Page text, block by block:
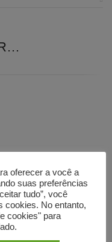
oferecer a você a
suas preferências
tudo”, você
cookies. No entanto,
cookies" para